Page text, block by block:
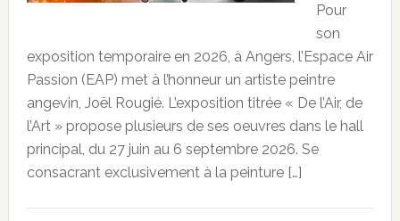
Pour
son
exposition temporaire en 2026, à Angers, l’Espace Air
Passion (EAP) met à l’honneur un artiste peintre
angevin, Joël Rougié. L’exposition titrée « De l’Air, de
l’Art » propose plusieurs de ses oeuvres dans le hall
principal, du 27 juin au 6 septembre 2026. Se
consacrant exclusivement à la peinture […]